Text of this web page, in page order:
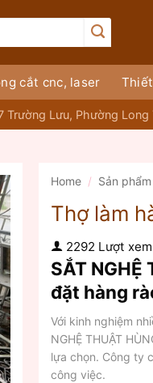
cắt cnc, laser
Trường Lưu, Phường
Home / Sản phẩm
Thợ làm
2292 Lượt xem
SẮT NGHỆ
đặt hàng
Với kinh nghiệm
NGHỆ THUẬT
lựa chọn. Công ty
công việc.